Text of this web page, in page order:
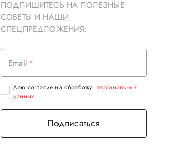
ПОДПИШИТЕСЬ НА ПОЛЕЗНЫЕ
СОВЕТЫ И НАШИ
СПЕЦПРЕДЛОЖЕНИЯ:
Email
Даю согласие на обработку персональных
данных
Подписаться